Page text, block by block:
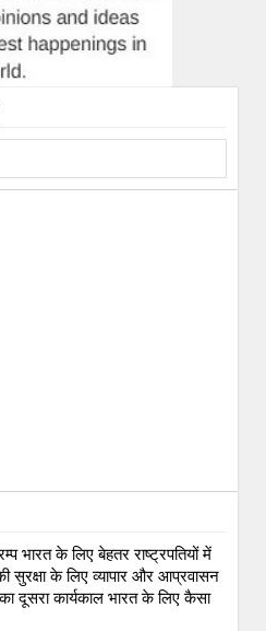
भारत के लिए बेहतर राष्ट्रपतियों में
के लिए व्यापार और आप्रवासन
दूसरा कार्यकाल भारत के लिए कैसा